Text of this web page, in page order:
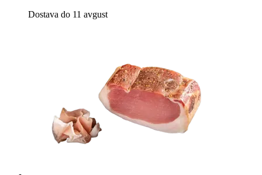
Dostava do 11 avgust